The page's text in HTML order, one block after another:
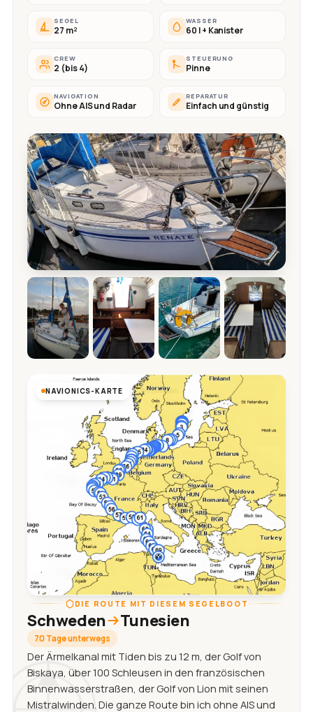
SEGEL
27 m²
WASSER
60 l + Kanister
CREW
2 (bis 4)
STEUERUNG
Pinne
NAVIGATION
Ohne AIS und Radar
REPARATUR
Einfach und günstig
NAVIONICS-KARTE
DIE ROUTE MIT DIESEM SEGELBOOT
Schweden Tunesien
70 Tage unterwegs
Der Ärmelkanal mit Tiden bis zu 12 m, der Golf von
Biskaya, über 100 Schleusen in den französischen
Binnenwasserstraßen, der Golf von Lion mit seinen
Mistralwinden. Die ganze Route bin ich ohne AIS und